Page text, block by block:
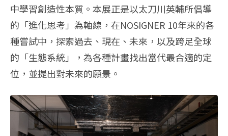
中學習創造性本質。本展正是以太刀川英輔所倡導
的「進化思考」為軸線，在NOSIGNER 10年來的各
種嘗試中，探索過去、現在、未來，以及跨足全球
的「生態系統」，為各種計畫找出當代最合適的定
位，並提出對未來的願景。